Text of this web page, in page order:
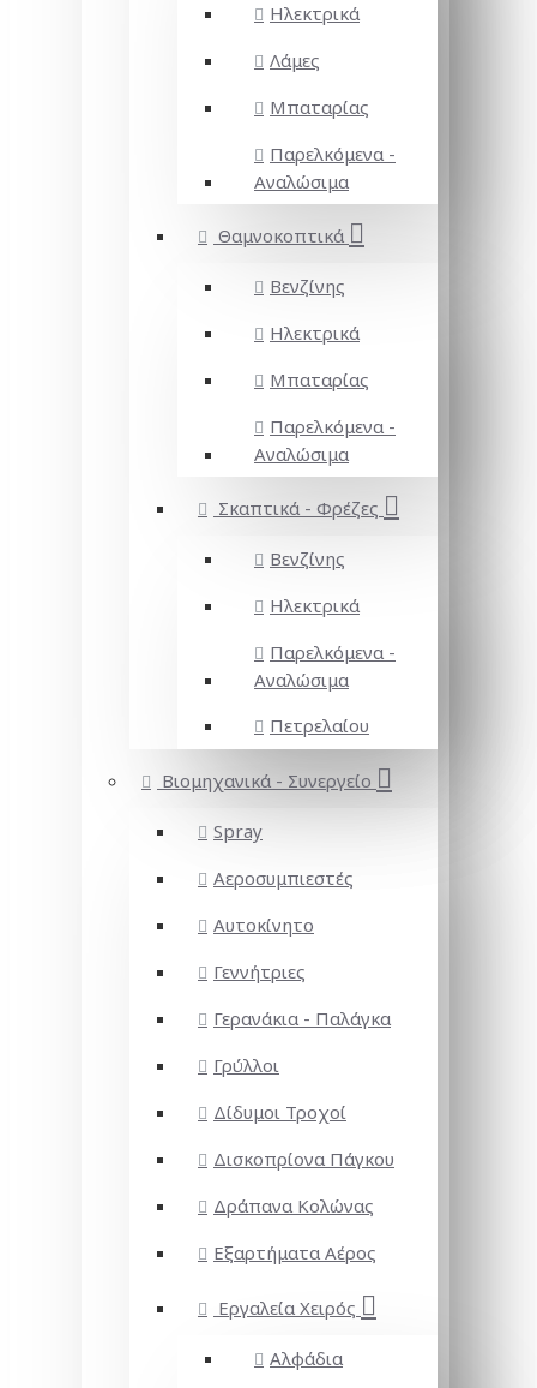
Ηλεκτρικά
Λάμες
Μπαταρίας
Παρελκόμενα -
Αναλώσιμα
Θαμνοκοπτικά
Βενζίνης
Ηλεκτρικά
Μπαταρίας
Παρελκόμενα -
Αναλώσιμα
Σκαπτικά - Φρέζες
Βενζίνης
Ηλεκτρικά
Παρελκόμενα -
Αναλώσιμα
Πετρελαίου
Βιομηχανικά - Συνεργείο
Spray
Αεροσυμπιεστές
Αυτοκίνητο
Γεννήτριες
Γερανάκια - Παλάγκα
Γρύλλοι
Δίδυμοι Τροχοί
Δισκοπρίονα Πάγκου
Δράπανα Κολώνας
Εξαρτήματα Αέρος
Εργαλεία Χειρός
Αλφάδια